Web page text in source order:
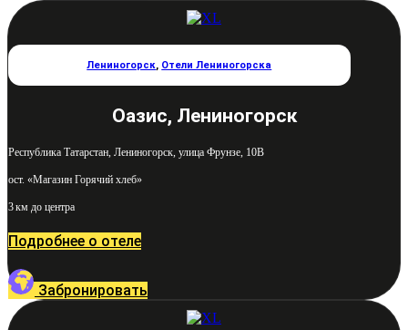
Лениногорск, Отели Лениногорска
Оазис, Лениногорск
Республика Татарстан, Лениногорск, улица Фрунзе, 10В
ост. «Магазин Горячий хлеб»
3 км до центра
Подробнее о отеле
Забронировать